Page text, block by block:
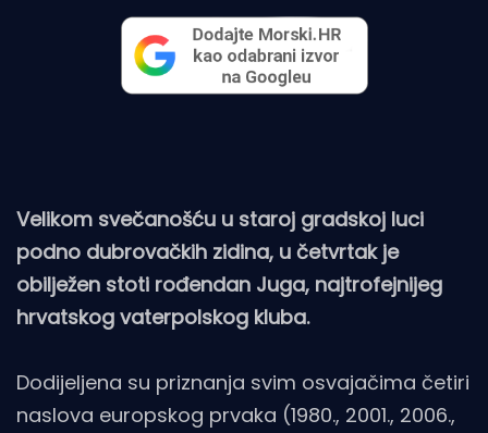
Velikom svečanošću u staroj gradskoj luci
podno dubrovačkih zidina, u četvrtak je
obilježen stoti rođendan Juga, najtrofejnijeg
hrvatskog vaterpolskog kluba.
Dodijeljena su priznanja svim osvajačima četiri
naslova europskog prvaka (1980., 2001., 2006.,